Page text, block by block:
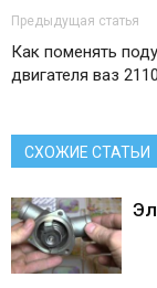
Предыдущая статья
Как поменять
двигателя ваз 2110
СХОЖИЕ СТАТЬИ